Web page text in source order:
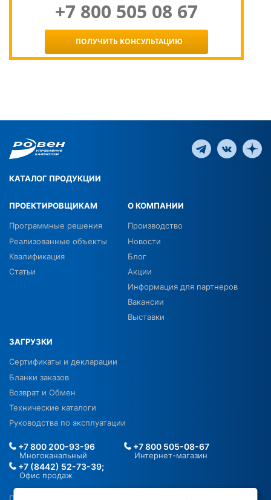
+7 800 505 08 67
ПОЛУЧИТЬ КОНСУЛЬТАЦИЮ
КАТАЛОГ ПРОДУКЦИИ
ПРОЕКТИРОВЩИКАМ
Программные решения
Реализованные объекты
Квалификация
Статьи
О КОМПАНИИ
Производство
Новости
Блог
Акции
Информация для партнеров
Вакансии
Выставки
ЗАГРУЗКИ
Сертификаты и декларации
Бланки заказов
Возврат и Обмен
Технические каталоги
Руководства по эксплуатации
+7 800 200-93-96
Многоканальный
+7 800 505-08-67
Интернет-магазин
+7 (8442) 52-73-39;
Офис продаж